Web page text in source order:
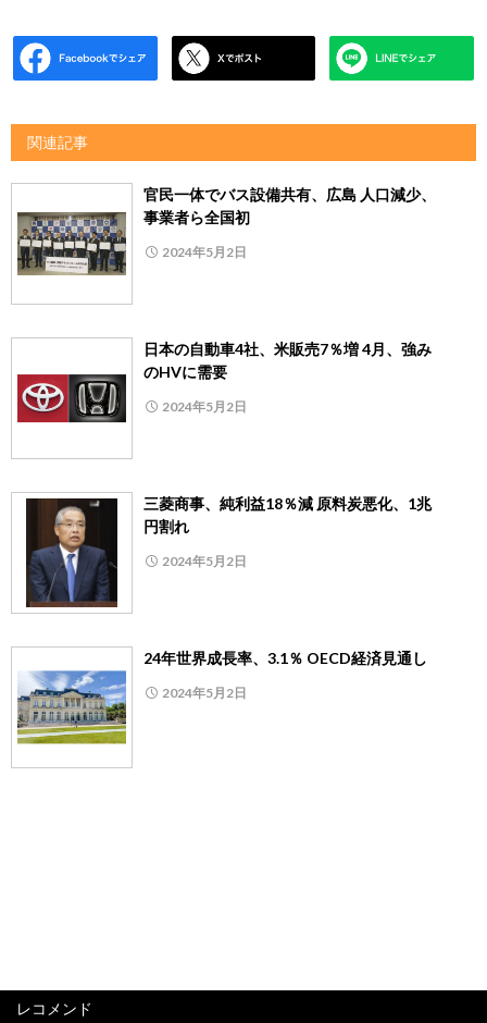
関連記事
官民一体でバス設備共有、広島 人口減少、
事業者ら全国初
2024年5月2日
日本の自動車4社、米販売7％増 4月、強み
のHVに需要
2024年5月2日
三菱商事、純利益18％減 原料炭悪化、1兆
円割れ
2024年5月2日
24年世界成長率、3.1％ OECD経済見通し
2024年5月2日
レコメンド